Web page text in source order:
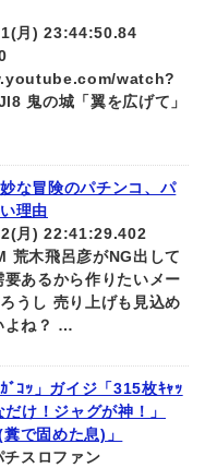
月) 23:44:50.84
watch?
鬼の城「翼を広げて」
な冒険のパチンコ、パ
理由
月) 22:41:29.402
荒木飛呂彦がNG出して
要あるから作りたいメー
うし 売り上げも見込め
よね？ …
ﾞｺｯ」ガイジ「315枚ｷｬｯ
け！ジャグが神！」
で固めた息)」
スロファン